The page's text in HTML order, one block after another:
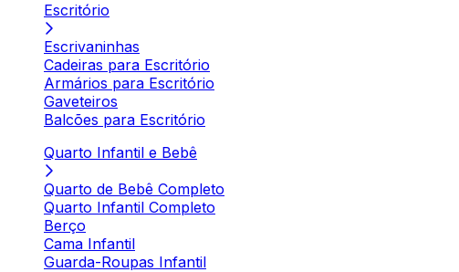
Escritório
Escrivaninhas
Cadeiras para Escritório
Armários para Escritório
Gaveteiros
Balcões para Escritório
Quarto Infantil e Bebê
Quarto de Bebê Completo
Quarto Infantil Completo
Berço
Cama Infantil
Guarda-Roupas Infantil